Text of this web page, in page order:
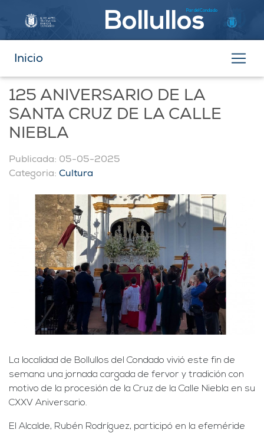
Par del Condado
Bollullos
Inicio
125 ANIVERSARIO DE LA
SANTA CRUZ DE LA CALLE
NIEBLA
Publicada: 05-05-2025
Categoria: Cultura
La localidad de Bollullos del Condado vivió este fin de
semana una jornada cargada de fervor y tradición con
motivo de la procesión de la Cruz de la Calle Niebla en su
CXXV Aniversario.
El Alcalde, Rubén Rodríguez, participó en la efeméride